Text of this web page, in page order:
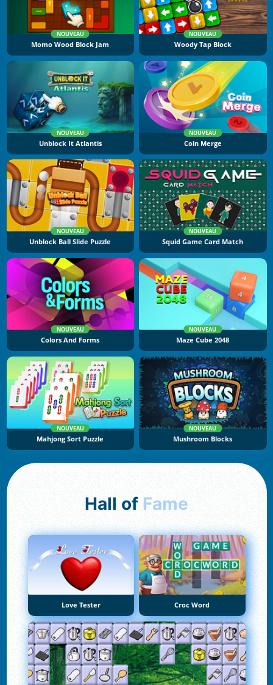
NOUVEAU
Momo Wood Block Jam
NOUVEAU
Woody Tap Block
NOUVEAU
Unblock It Atlantis
NOUVEAU
Coin Merge
NOUVEAU
Unblock Ball Slide Puzzle
NOUVEAU
Squid Game Card Match
NOUVEAU
Colors And Forms
NOUVEAU
Maze Cube 2048
NOUVEAU
Mahjong Sort Puzzle
NOUVEAU
Mushroom Blocks
Hall of Fame
Love Tester Croc Word